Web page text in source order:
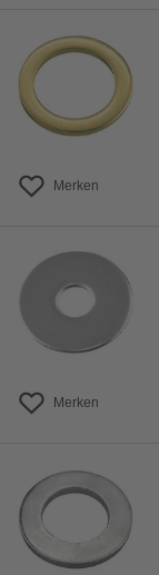
Merken
Merken